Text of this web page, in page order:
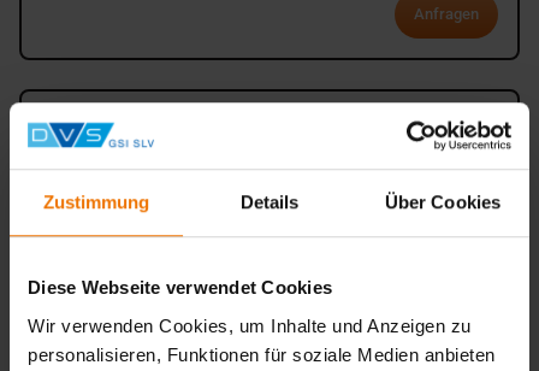
Zustimmung Details Über Cookies
Diese Webseite verwendet Cookies
Wir verwenden Cookies, um Inhalte und Anzeigen zu
personalisieren, Funktionen für soziale Medien anbieten
Anfragen
ÜLU für Metallbauer
ÜLU für Metallbauer